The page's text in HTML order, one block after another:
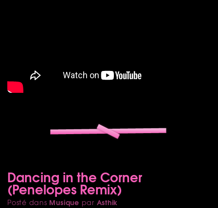
Dancing in the Corner
(Penelopes Remix)
Posté dans Musique par Asthik